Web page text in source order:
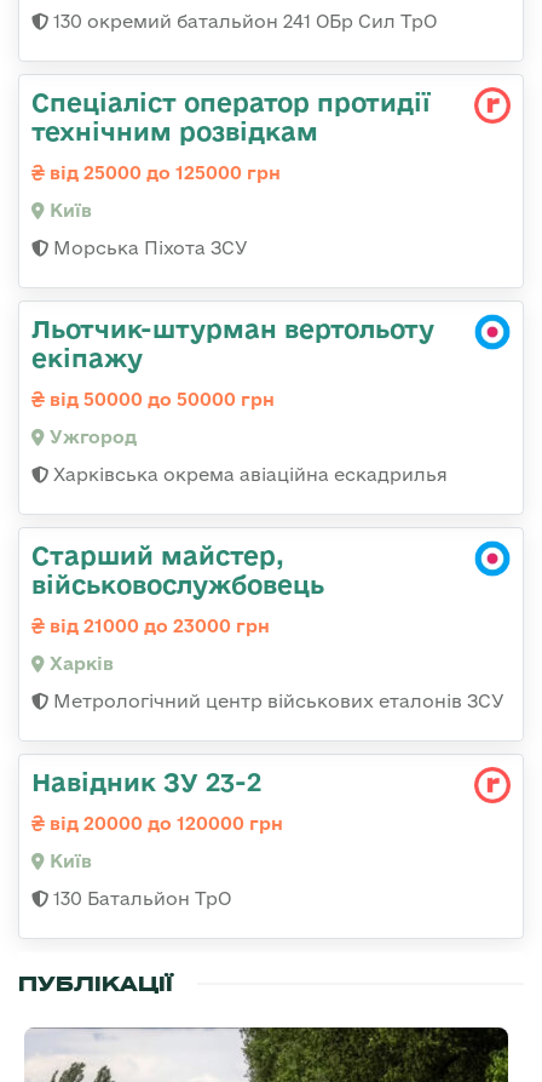
130 окремий батальйон 241 ОБр Сил ТрО
Спеціаліст оператор протидії
технічним розвідкам
від 25000 до 125000 грн
Київ
Морська Піхота ЗСУ
Льотчик-штурман вертольоту
екіпажу
від 50000 до 50000 грн
Ужгород
Харківська окрема авіаційна ескадрилья
Старший майстер,
військовослужбовець
від 21000 до 23000 грн
Харків
Метрологічний центр військових еталонів ЗСУ
Навідник ЗУ 23-2
від 20000 до 120000 грн
Київ
130 Батальйон ТрО
ПУБЛІКАЦІЇ